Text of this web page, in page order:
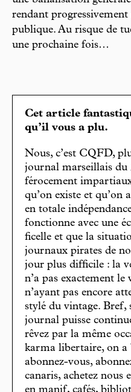
rendant progressivement
publique. Au risque de
une prochaine fois…
Cet article
qu’il vous a plu.
Nous, c’est CQFD,
journal marseillais du
férocement
qu’on existe et qu’on
en totale
fonctionne avec une
ficelle et que la
journaux pirates de
jour plus difficile : la
n’a pas exactement
n’ayant pas encore
stylé du vintage. Bref,
journal puisse
rêvez par la même
karma libertaire, on a
abonnez-vous,
canaris, achetez nous